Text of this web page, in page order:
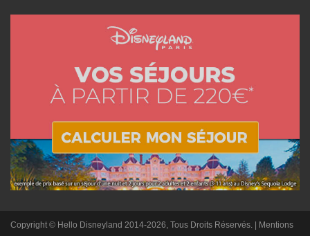
Copyright © Hello Disneyland 2014-2026, Tous Droits Réservés. | Mentions